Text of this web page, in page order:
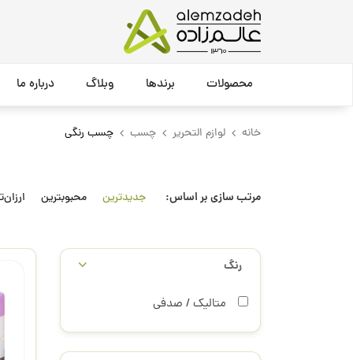
محصولات برندها وبلاگ درباره ما
خانه لوازم التحریر چسب چسب رنگی
مرتب سازی بر اساس: جدیدترین محبوبترین
رنگ
متالیک / صدفی